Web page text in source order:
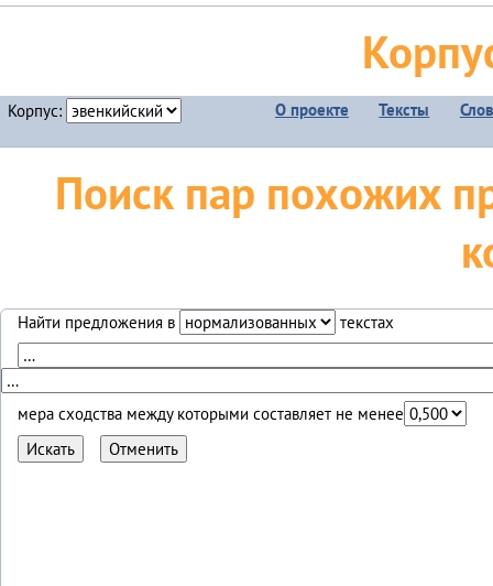
Корпус: О проекте Тексты
Поиск пар похожих
Найти предложения в текстах
мера сходства между которыми составляет не менее